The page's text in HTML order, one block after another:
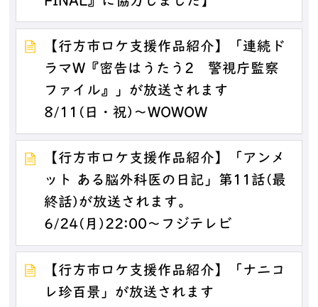
【行方市ロケ支援作品紹介】「連続ド
ラマW『密告はうたう2 警視庁監察
ファイル』」が放送されます
8/11(日・祝)～WOWOW
【行方市ロケ支援作品紹介】「アンメ
ット ある脳外科医の日記」第11話(最
終話)が放送されます。
6/24(月)22:00～フジテレビ
【行方市ロケ支援作品紹介】「ナニコ
レ珍百景」が放送されます